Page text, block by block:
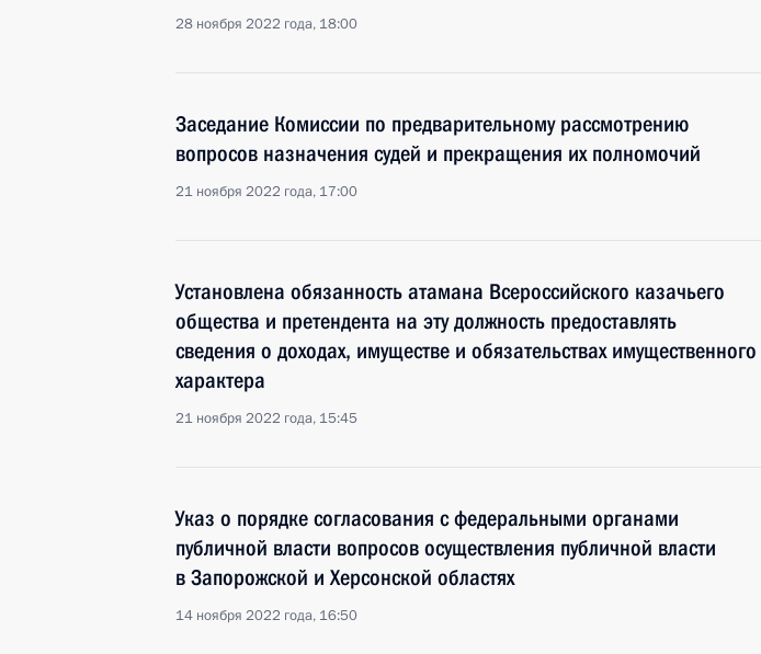
28 ноября 2022 года, 18:00
Заседание Комиссии по предварительному рассмотрению
вопросов назначения судей и прекращения их полномочий
21 ноября 2022 года, 17:00
Установлена обязанность атамана Всероссийского казачьего
общества и претендента на эту должность предоставлять
сведения о доходах, имуществе и обязательствах имущественного
характера
21 ноября 2022 года, 15:45
Указ о порядке согласования с федеральными органами
публичной власти вопросов осуществления публичной власти
в Запорожской и Херсонской областях
14 ноября 2022 года, 16:50